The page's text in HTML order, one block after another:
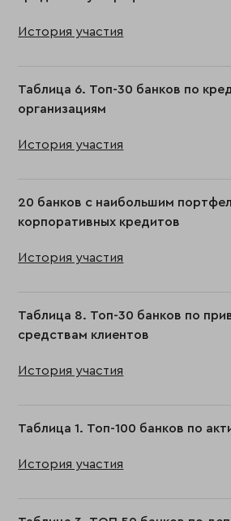
История участия
Таблица 6. Топ-30 банков по
организациям
История участия
20 банков с наибольшим
корпоративных кредитов
История участия
Таблица 8. Топ-30 банков по
средствам клиентов
История участия
Таблица 1. Топ-100 банков по
История участия